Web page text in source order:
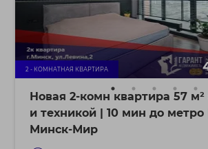
2 - КОМНАТНАЯ КВАРТИРА
Новая 2-комн квартира 57
и техникой | 10 мин до
Минск-Мир